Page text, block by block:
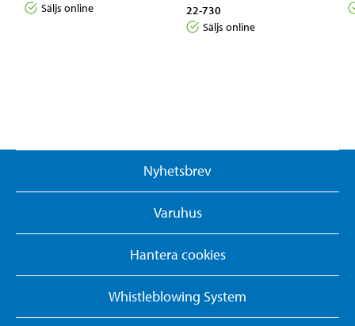
Säljs online
22-730
Säljs online
Nyhetsbrev
Varuhus
Hantera cookies
Whistleblowing System